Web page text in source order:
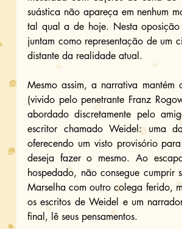
suástica não apareça em nenhum
tal qual a de hoje. Nesta oposição
juntam como representação de um
distante da realidade atual.
Mesmo assim, a narrativa
(vivido pelo penetrante Franz
abordado discretamente pelo
escritor chamado Weidel: uma
oferecendo um visto provisório
deseja fazer o mesmo. Ao
hospedado, não consegue
Marselha com outro colega ferido,
os escritos de Weidel e um
final, lê seus pensamentos.